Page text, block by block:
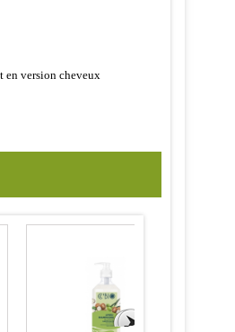
en version cheveux